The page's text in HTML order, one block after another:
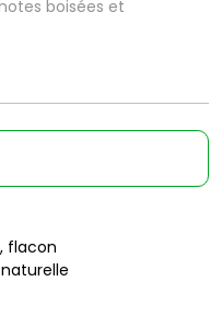
boisées et
flacon